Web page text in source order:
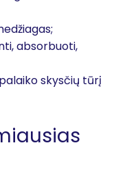
absorbuoti,
skysčių tūrį